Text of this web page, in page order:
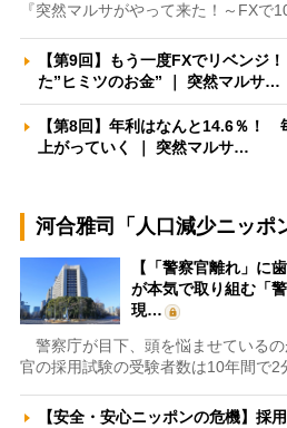
『突然マルサがやって来た！～FXで
【第9回】もう一度FXでリベンジ
た”ヒミツのお金” ｜ 突然マルサ…
【第8回】年利はなんと14.6％！
上がっていく ｜ 突然マルサ…
河合雅司「人口減少ニッポ
【「警察官離れ」に
が本気で取り組む「
現…
警察庁が目下、頭を悩ませている
官の採用試験の受験者数は10年間で2
【安全・安心ニッポンの危機】採